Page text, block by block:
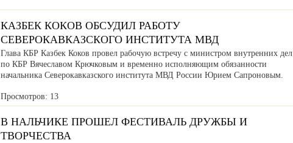
КАЗБЕК КОКОВ ОБСУДИЛ РАБОТУ
СЕВЕРОКАВКАЗСКОГО ИНСТИТУТА МВД
Глава КБР Казбек Коков провел рабочую встречу с министром внутренних дел
по КБР Вячеславом Крючковым и временно исполняющим обязанности
начальника Северокавказского института МВД России Юрием Сапроновым.
Просмотров: 13
В НАЛЬЧИКЕ ПРОШЕЛ ФЕСТИВАЛЬ ДРУЖБЫ И
ТВОРЧЕСТВА